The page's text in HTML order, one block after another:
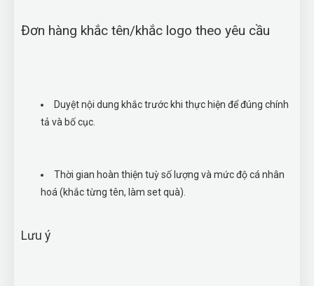
Đơn hàng khắc tên/khắc logo theo yêu cầu
Duyệt nội dung khắc trước khi thực hiện để đúng chính
tả và bố cục.
Thời gian hoàn thiện tuỳ số lượng và mức độ cá nhân
hoá (khắc từng tên, làm set quà).
Lưu ý